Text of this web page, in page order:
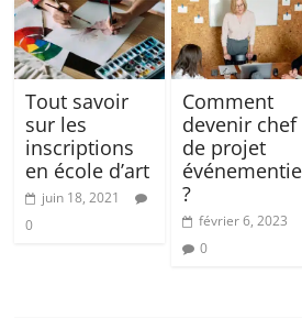
Tout savoir
sur les
inscriptions
en école d’art
juin 18, 2021
0
Comment
devenir chef
de projet
?
février 6, 2023
0